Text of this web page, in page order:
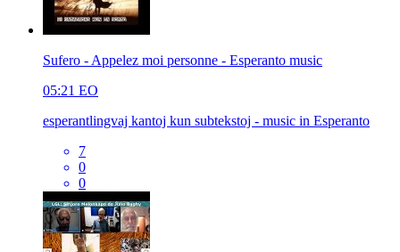
Sufero - Appelez moi personne - Esperanto music
05:21 EO
esperantlingvaj kantoj kun subtekstoj - music in Esperanto
7
0
0